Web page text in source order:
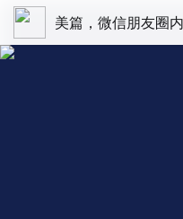
美篇，微信朋友圈